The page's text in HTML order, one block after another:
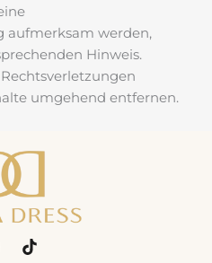
aufmerksam werden,
Hinweis.
umgehend entfernen.